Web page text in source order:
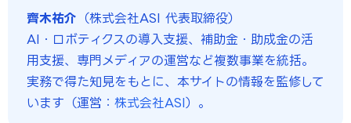
齊木祐介 （株式会社ASI 代表取締役）
AI・ロボティクスの導入支援、補助金・助成金の活
用支援、専門メディアの運営など複数事業を統括。
実務で得た知見をもとに、本サイトの情報を監修して
います（運営： 株式会社ASI）。